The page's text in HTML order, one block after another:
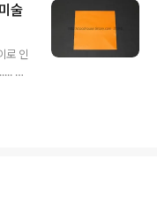
튀겨
까
참
결
보
술
로 인
말
요
환
해